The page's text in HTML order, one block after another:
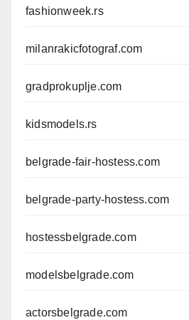
fashionweek.rs
milanrakicfotograf.com
gradprokuplje.com
kidsmodels.rs
belgrade-fair-hostess.com
belgrade-party-hostess.com
hostessbelgrade.com
modelsbelgrade.com
actorsbelgrade.com